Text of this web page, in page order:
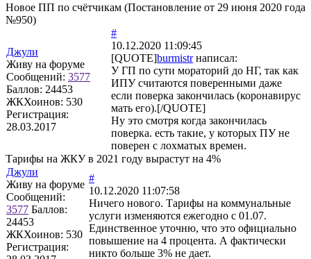
Новое ПП по счётчикам (Постановление от 29 июня 2020 года
№950)
Джули
Живу на форуме
Сообщений: 3577
Баллов: 24453
ЖКХоинов: 530
Регистрация:
28.03.2017
#
10.12.2020 11:09:45
[QUOTE]burmistrнаписал:
У ГП по сути мораторий до НГ, так как
ИПУ считаются поверенными даже
если поверка закончилась (коронавирус
мать его).[/QUOTE]
Ну это смотря когда закончилась
поверка. есть такие, у которых ПУ не
поверен с лохматых времен.
Тарифы на ЖКУ в 2021 году вырастут на 4%
Джули
Живу на форуме
Сообщений:
3577 Баллов:
24453
ЖКХоинов: 530
Регистрация:
#
10.12.2020 11:07:58
Ничего нового. Тарифы на коммунальные
услуги изменяются ежегодно с 01.07.
Единственное уточню, что это официально
повышение на 4 процента. А фактически
никто больше 3% не дает.